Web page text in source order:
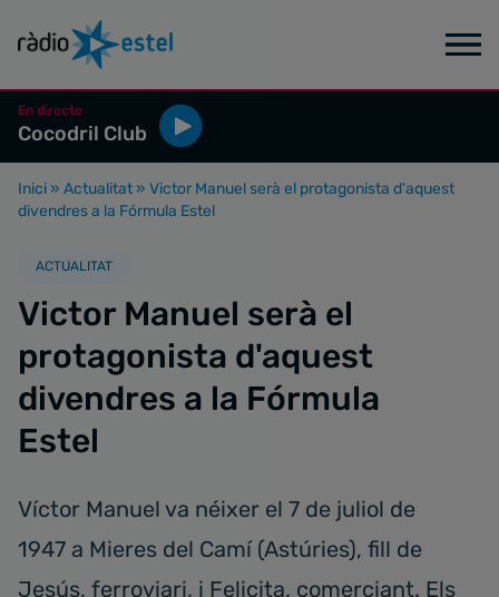
En directe
Cocodril Club
Inici » Actualitat » Victor Manuel serà el protagonista d'aquest
divendres a la Fórmula Estel
ACTUALITAT
Victor Manuel serà el
protagonista d'aquest
divendres a la Fórmula
Estel
Víctor Manuel va néixer el 7 de juliol de
1947 a Mieres del Camí (Astúries), fill de
Jesús, ferroviari, i Felicita, comerciant. Els